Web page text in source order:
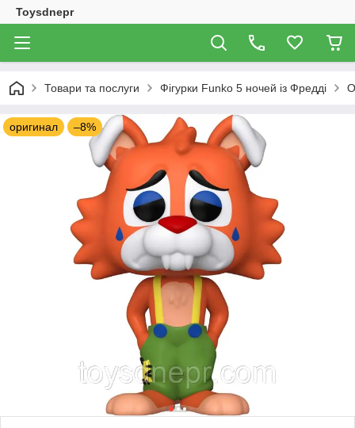
Toysdnepr
Товари та послуги Фігурки Funko 5 ночей із Фредді
оригинал –8%